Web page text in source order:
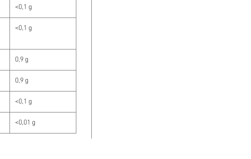
<0,1 g
<0,1 g
0,9 g
0,9 g
<0,1 g
<0,01 g